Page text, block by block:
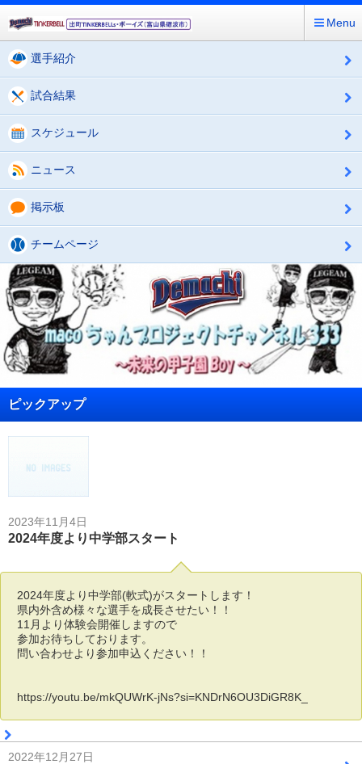
Menu
選手紹介
試合結果
スケジュール
ニュース
掲示板
チームページ
ピックアップ
2023年11月4日
2024年度より中学部スタート
2024年度より中学部(軟式)がスタートします！
県内外含め様々な選手を成長させたい！！
11月より体験会開催しますので
参加お待ちしております。
問い合わせより参加申込ください！！
https://youtu.be/mkQUWrK-jNs?si=KNDrN6OU3DiGR8K_
2022年12月27日